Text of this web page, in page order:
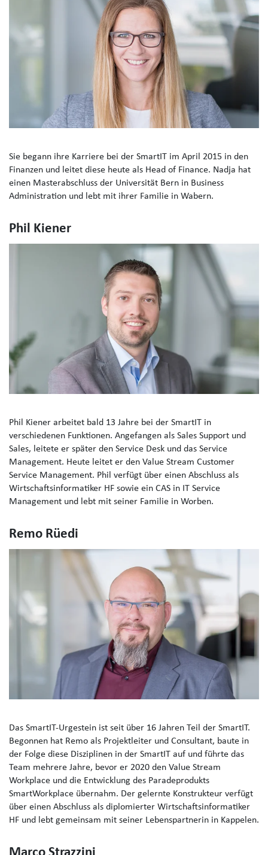
Sie begann ihre Karriere bei der SmartIT im April 2015 in den
Finanzen und leitet diese heute als Head of Finance. Nadja hat
einen Masterabschluss der Universität Bern in Business
Administration und lebt mit ihrer Familie in Wabern.
Phil Kiener
Phil Kiener arbeitet bald 13 Jahre bei der SmartIT in
verschiedenen Funktionen. Angefangen als Sales Support und
Sales, leitete er später den Service Desk und das Service
Management. Heute leitet er den Value Stream Customer
Service Management. Phil verfügt über einen Abschluss als
Wirtschaftsinformatiker HF sowie ein CAS in IT Service
Management und lebt mit seiner Familie in Worben.
Remo Rüedi
Das SmartIT-Urgestein ist seit über 16 Jahren Teil der SmartIT.
Begonnen hat Remo als Projektleiter und Consultant, baute in
der Folge diese Disziplinen in der SmartIT auf und führte das
Team mehrere Jahre, bevor er 2020 den Value Stream
Workplace und die Entwicklung des Paradeprodukts
SmartWorkplace übernahm. Der gelernte Konstrukteur verfügt
über einen Abschluss als diplomierter Wirtschaftsinformatiker
HF und lebt gemeinsam mit seiner Lebenspartnerin in Kappelen.